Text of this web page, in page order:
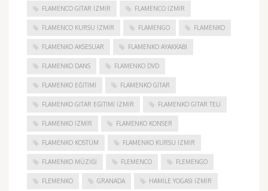
FLAMENCO GITAR İZMIR FLAMENCO IZMIR
FLAMENCO KURSU İZMIR FLAMENGO FLAMENKO
FLAMENKO AKSESUAR FLAMENKO AYAKKABI
FLAMENKO DANS FLAMENKO DVD
FLAMENKO EĞITIMI FLAMENKO GITAR
FLAMENKO GITAR EĞITIMI İZMIR FLAMENKO GITAR TELI
FLAMENKO IZMIR FLAMENKO KONSER
FLAMENKO KOSTÜM FLAMENKO KURSU İZMIR
FLAMENKO MÜZIĞI FLEMENCO FLEMENGO
FLEMENKO GRANADA HAMILE YOGASI İZMIR